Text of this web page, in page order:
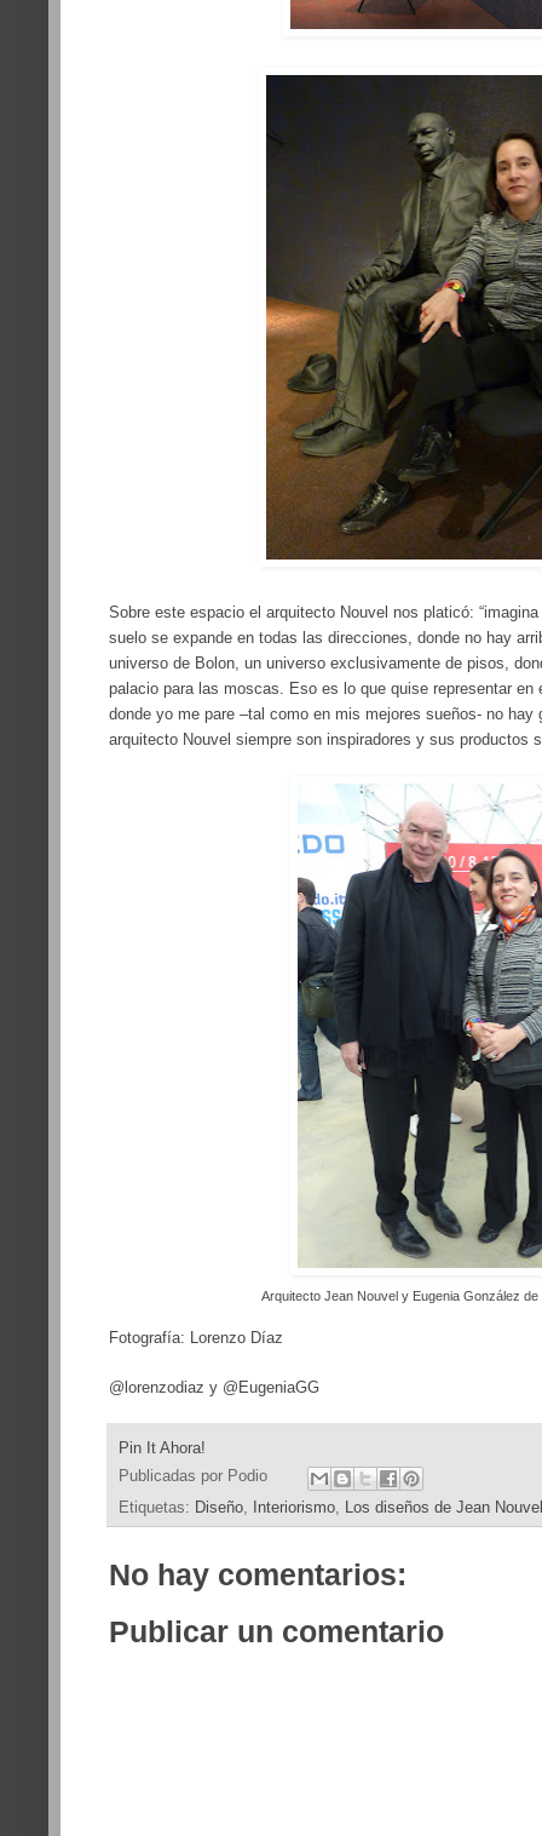
Sobre este espacio el arquitecto Nouvel nos platicó:
suelo se expande en todas las direcciones, donde no hay
universo de Bolon, un universo exclusivamente de pisos,
palacio para las moscas. Eso es lo que quise representar en
donde yo me pare –tal como en mis mejores sueños- no hay
arquitecto Nouvel siempre son inspiradores y sus productos
Arquitecto Jean Nouvel y Eugenia González
Fotografía: Lorenzo Díaz
@lorenzodiaz y @EugeniaGG
Pin It Ahora!
Publicadas por Podio
Etiquetas: Diseño Interiorismo Los diseños de Jean
No hay comentarios:
Publicar un comentario